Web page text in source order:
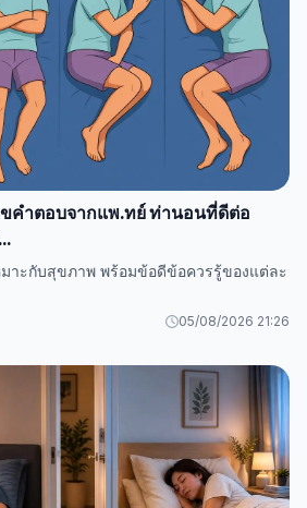
คำตอบจากแพ.ทย์ ท่านอนที่ดีต่อ
าะกับสุขภาพ พร้อมข้อดีข้อควรรู้ของแต่ละ
05/08/2026 21:26